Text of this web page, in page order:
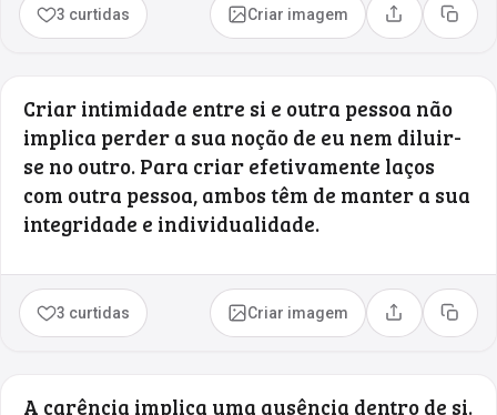
3 curtidas Criar imagem Compartilhar
Copiar
Criar intimidade entre si e outra pessoa não
implica perder a sua noção de eu nem diluir-
se no outro. Para criar efetivamente laços
com outra pessoa, ambos têm de manter a sua
integridade e individualidade.
3 curtidas Criar imagem Compartilhar
Copiar
A carência implica uma ausência dentro de si.